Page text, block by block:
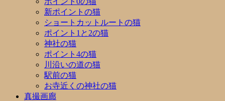
新ポイントの猫
ショートカットルートの猫
ポイント1と2の猫
神社の猫
ポイント4の猫
川沿いの道の猫
駅前の猫
お寺近くの神社の猫
真撮画廊